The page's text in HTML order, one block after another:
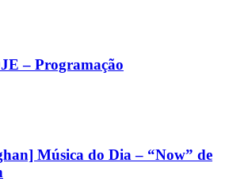
– Programação
Música do Dia – “Now” de